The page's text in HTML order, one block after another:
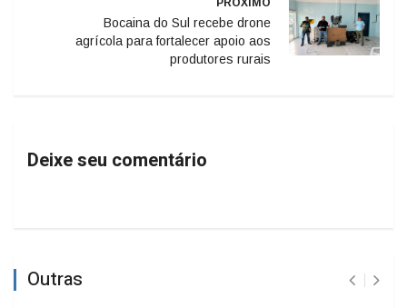
Bocaina do Sul recebe drone
agrícola para fortalecer apoio aos
produtores rurais
Deixe seu comentário
Outras